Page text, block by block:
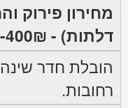
דלתות) - 150-400₪.
הובלת חדר שינה
רחובות.